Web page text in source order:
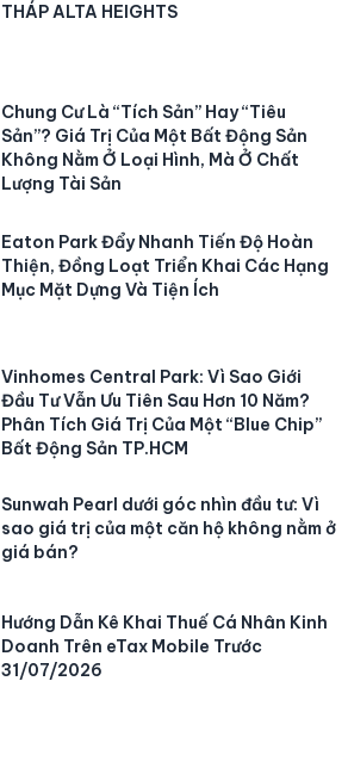
THÁP ALTA HEIGHTS
Chung Cư Là “Tích Sản” Hay “Tiêu
Sản”? Giá Trị Của Một Bất Động Sản
Không Nằm Ở Loại Hình, Mà Ở Chất
Lượng Tài Sản
Eaton Park Đẩy Nhanh Tiến Độ Hoàn
Thiện, Đồng Loạt Triển Khai Các Hạng
Mục Mặt Dựng Và Tiện Ích
Vinhomes Central Park: Vì Sao Giới
Đầu Tư Vẫn Ưu Tiên Sau Hơn 10 Năm?
Phân Tích Giá Trị Của Một “Blue Chip”
Bất Động Sản TP.HCM
Sunwah Pearl dưới góc nhìn đầu tư: Vì
sao giá trị của một căn hộ không nằm ở
giá bán?
Hướng Dẫn Kê Khai Thuế Cá Nhân Kinh
Doanh Trên eTax Mobile Trước
31/07/2026